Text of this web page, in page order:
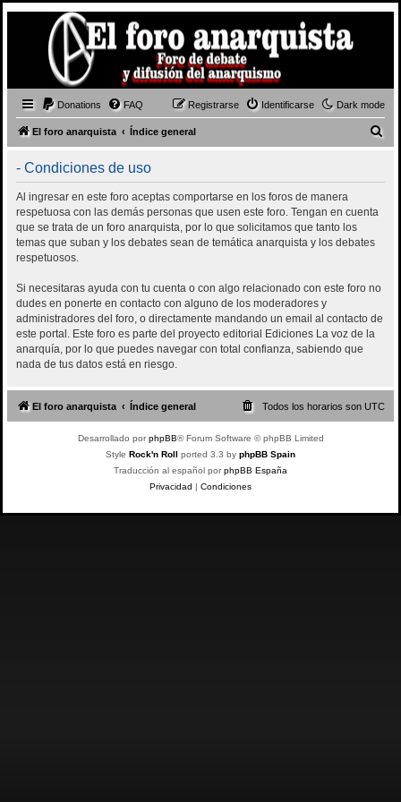
Dark mode
Donations FAQ Identificarse
Registrarse
El foro anarquista Índice general
- Condiciones de uso
Al ingresar en este foro aceptas comportarse en los foros de manera
respetuosa con las demás personas que usen este foro. Tengan en cuenta
que se trata de un foro anarquista, por lo que solicitamos que tanto los
temas que suban y los debates sean de temática anarquista y los debates
respetuosos.
Si necesitaras ayuda con tu cuenta o con algo relacionado con este foro no
dudes en ponerte en contacto con alguno de los moderadores y
administradores del foro, o directamente mandando un email al contacto de
este portal. Este foro es parte del proyecto editorial Ediciones La voz de la
anarquía, por lo que puedes navegar con total confianza, sabiendo que
nada de tus datos está en riesgo.
El foro anarquista Índice general Todos los horarios son UTC
Desarrollado porphpBB® Forum Software © phpBB Limited
Style Rock'n Roll ported 3.3 by phpBB Spain
Traducción al español porphpBB España
Privacidad | Condiciones